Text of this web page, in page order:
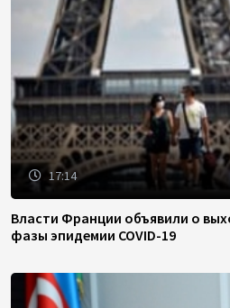
17:14
Власти Франции объявили о
фазы эпидемии COVID-19